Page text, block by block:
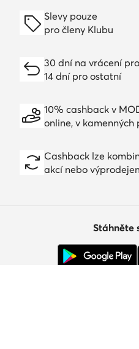
Slevy pouze
pro členy Klubu
30 dní na vrácení
14 dní pro ostatní
10% cashback v
online, v kamenných
Cashback lze
akcí nebo
Stáhněte